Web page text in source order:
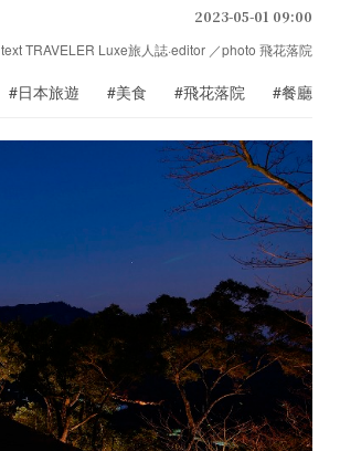
2023-05-01 09:00
text TRAVELER Luxe旅人誌·editor ／photo 飛花落院
#日本旅遊 #美食 #飛花落院 #餐廳